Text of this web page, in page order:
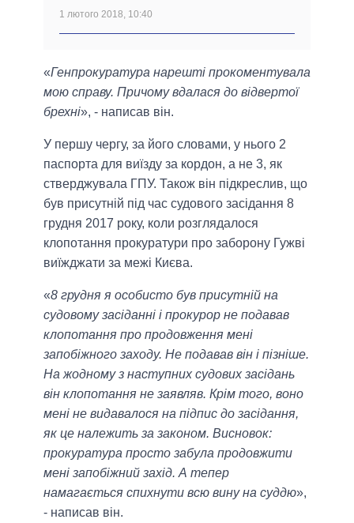
1 лютого 2018, 10:40
«Генпрокуратура нарешті прокоментувала
мою справу. Причому вдалася до відвертої
брехні», - написав він.
У першу чергу, за його словами, у нього 2
паспорта для виїзду за кордон, а не 3, як
стверджувала ГПУ. Також він підкреслив, що
був присутній під час судового засідання 8
грудня 2017 року, коли розглядалося
клопотання прокуратури про заборону Гужві
виїжджати за межі Києва.
«8 грудня я особисто був присутній на
судовому засіданні і прокурор не подавав
клопотання про продовження мені
запобіжного заходу. Не подавав він і пізніше.
На жодному з наступних судових засідань
він клопотання не заявляв. Крім того, воно
мені не видавалося на підпис до засідання,
як це належить за законом. Висновок:
прокуратура просто забула продовжити
мені запобіжний захід. А тепер
намагається спихнути всю вину на суддю»,
- написав він.